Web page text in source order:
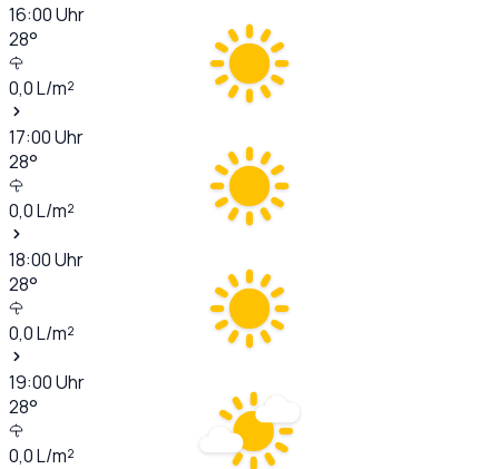
16:00Uhr
28°
0,0L/m²
17:00Uhr
28°
0,0L/m²
18:00Uhr
28°
0,0L/m²
19:00Uhr
28°
0,0L/m²